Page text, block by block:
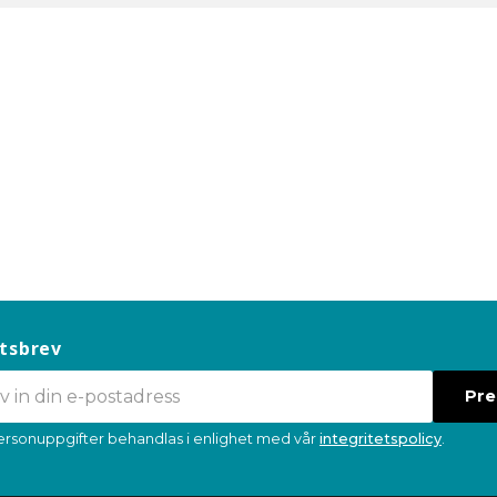
behandlas i enlighet med vårintegritetspolicy.